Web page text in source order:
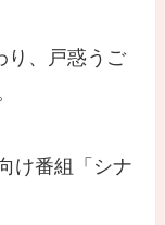
り、戸惑うご
け番組「シナ